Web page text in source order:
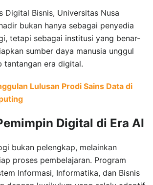
Digital Bisnis, Universitas Nusa
bukan hanya sebagai penyedia
tetapi sebagai institusi yang benar-
sumber daya manusia unggul
tantangan era digital.
Lulusan Prodi Sains Data di
Digital di Era AI
bukan pelengkap, melainkan
proses pembelajaran. Program
Informasi, Informatika, dan Bisnis